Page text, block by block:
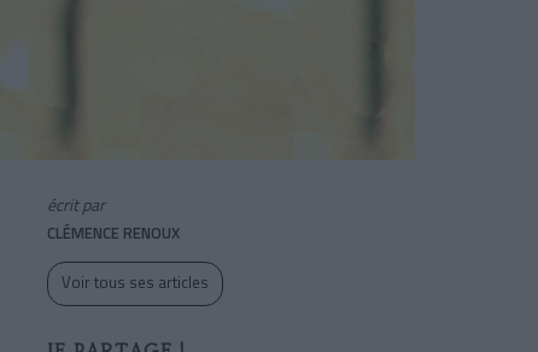
écrit par
CLÉMENCE RENOUX
Voir tous ses articles